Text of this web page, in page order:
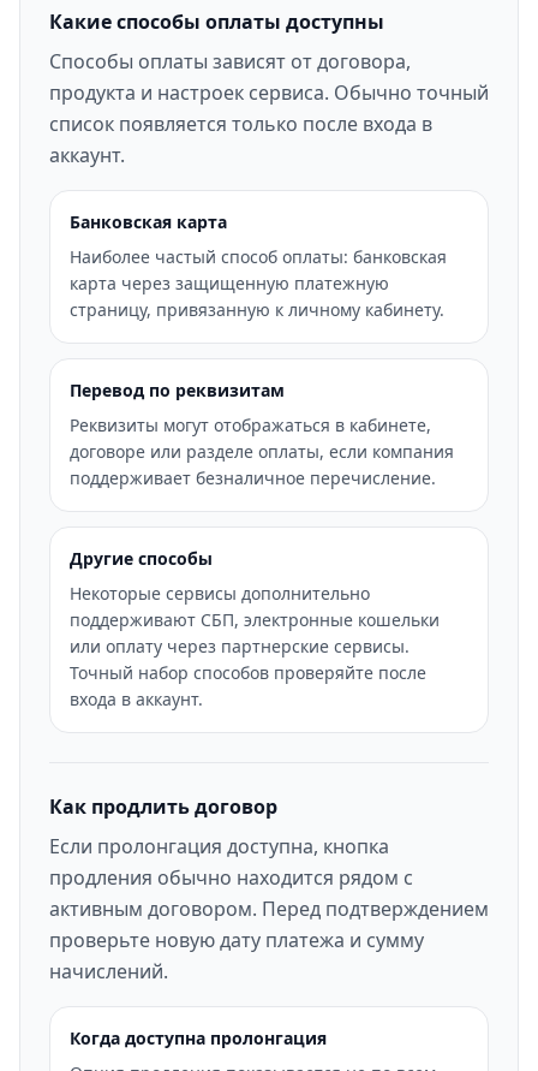
Какие способы оплаты доступны
Способы оплаты зависят от договора,
продукта и настроек сервиса. Обычно точный
список появляется только после входа в
аккаунт.
Банковская карта
Наиболее частый способ оплаты: банковская
карта через защищенную платежную
страницу, привязанную к личному кабинету.
Перевод по реквизитам
Реквизиты могут отображаться в кабинете,
договоре или разделе оплаты, если компания
поддерживает безналичное перечисление.
Другие способы
Некоторые сервисы дополнительно
поддерживают СБП, электронные кошельки
или оплату через партнерские сервисы.
Точный набор способов проверяйте после
входа в аккаунт.
Как продлить договор
Если пролонгация доступна, кнопка
продления обычно находится рядом с
активным договором. Перед подтверждением
проверьте новую дату платежа и сумму
начислений.
Когда доступна пролонгация